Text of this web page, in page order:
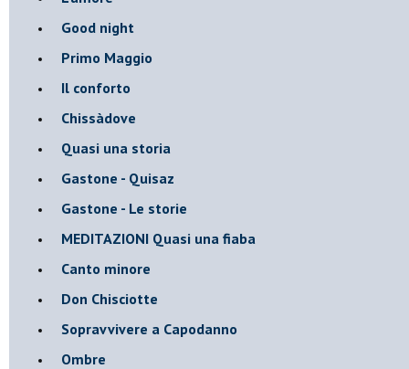
Good night
Primo Maggio
Il conforto
Chissàdove
Quasi una storia
Gastone - Quisaz
Gastone - Le storie
MEDITAZIONI Quasi una fiaba
Canto minore
Don Chisciotte
Sopravvivere a Capodanno
Ombre